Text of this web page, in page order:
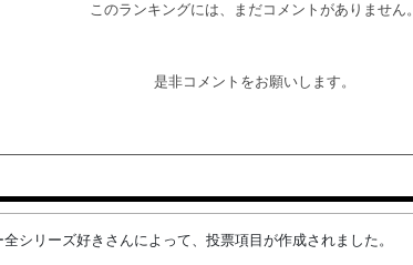
このランキングには、まだコメントがありません。
是非コメントをお願いします。
シリーズ好きさんによって、投票項目が作成されました。